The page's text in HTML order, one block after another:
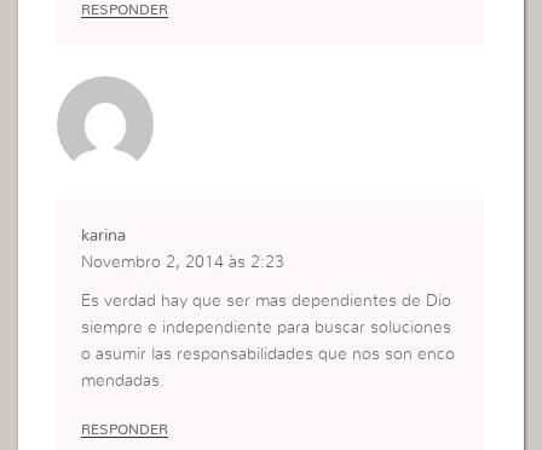
RESPONDER
karina
Novembro 2, 2014 às 2:23
Es verdad hay que ser mas dependientes de Dio
siempre e independiente para buscar soluciones
o asumir las responsabilidades que nos son enco
mendadas.
RESPONDER